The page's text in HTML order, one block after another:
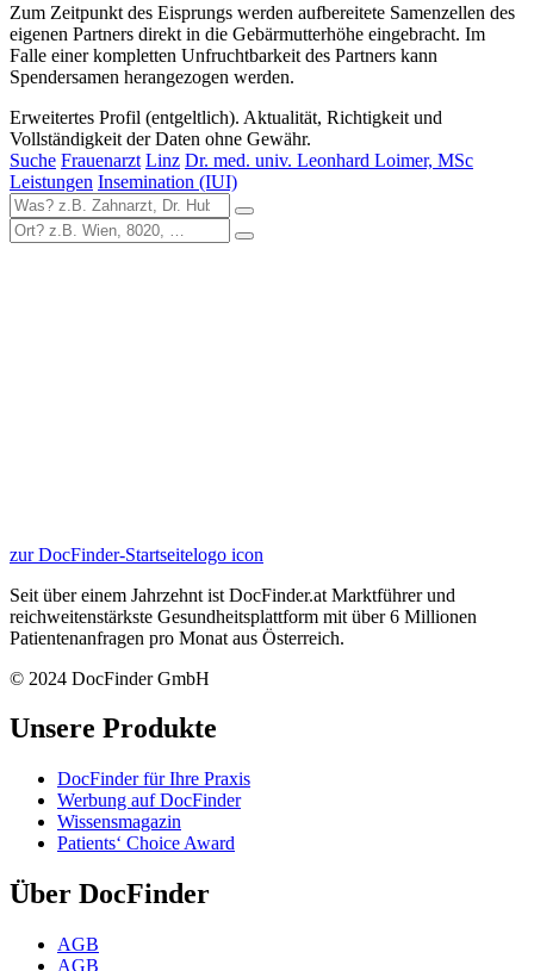
Zum Zeitpunkt des Eisprungs werden aufbereitete Samenzellen des
eigenen Partners direkt in die Gebärmutterhöhe eingebracht. Im
Falle einer kompletten Unfruchtbarkeit des Partners kann
Spendersamen herangezogen werden.
Erweitertes Profil (entgeltlich). Aktualität, Richtigkeit und
Vollständigkeit der Daten ohne Gewähr.
Suche Frauenarzt Linz Dr. med. univ. Leonhard Loimer, MSc
Leistungen Insemination (IUI)
zur DocFinder-Startseitelogo icon
Seit über einem Jahrzehnt ist DocFinder.at Marktführer und
reichweitenstärkste Gesundheitsplattform mit über 6 Millionen
Patientenanfragen pro Monat aus Österreich.
© 2024 DocFinder GmbH
Unsere Produkte
DocFinder für Ihre Praxis
Werbung auf DocFinder
Wissensmagazin
Patients‘ Choice Award
Über DocFinder
AGB
AGB